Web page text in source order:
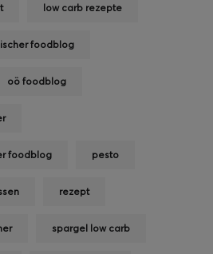
low carb rezepte
foodblog
oö foodblog
foodblog pesto
rezept
spargel low carb